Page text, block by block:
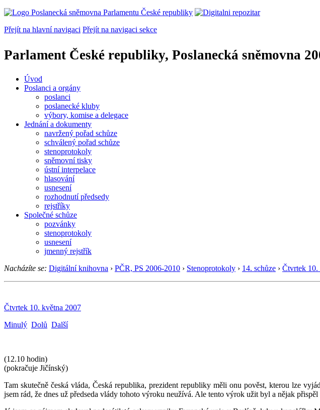
Přejít na hlavní navigaci Přejít na navigaci sekce
Parlament České republiky, Poslanecká sněmovna
Úvod
Poslanci a orgány
poslanci
poslanecké kluby
výbory, komise a delegace
Jednání a dokumenty
navržený pořad schůze
schválený pořad schůze
stenoprotokoly
sněmovní tisky
ústní interpelace
hlasování
usnesení
rozhodnutí předsedy
rejstříky
Společné schůze
pozvánky
stenoprotokoly
usnesení
jmenný rejstřík
Nacházíte se: Digitální knihovna › PČR, PS 2006-2010 › Stenoprotokoly › 14. schůze › Čtvrtek 10.
Čtvrtek 10. května 2007
Minulý Dolů Další
(12.10 hodin)
(pokračuje Jičínský)
Tam skutečně česká vláda, Česká republika, prezident republiky měli onu pověst, kterou lze
jsem rád, že dnes už předseda vlády tohoto výroku neužívá. Ale tento výrok užit byl a nějak